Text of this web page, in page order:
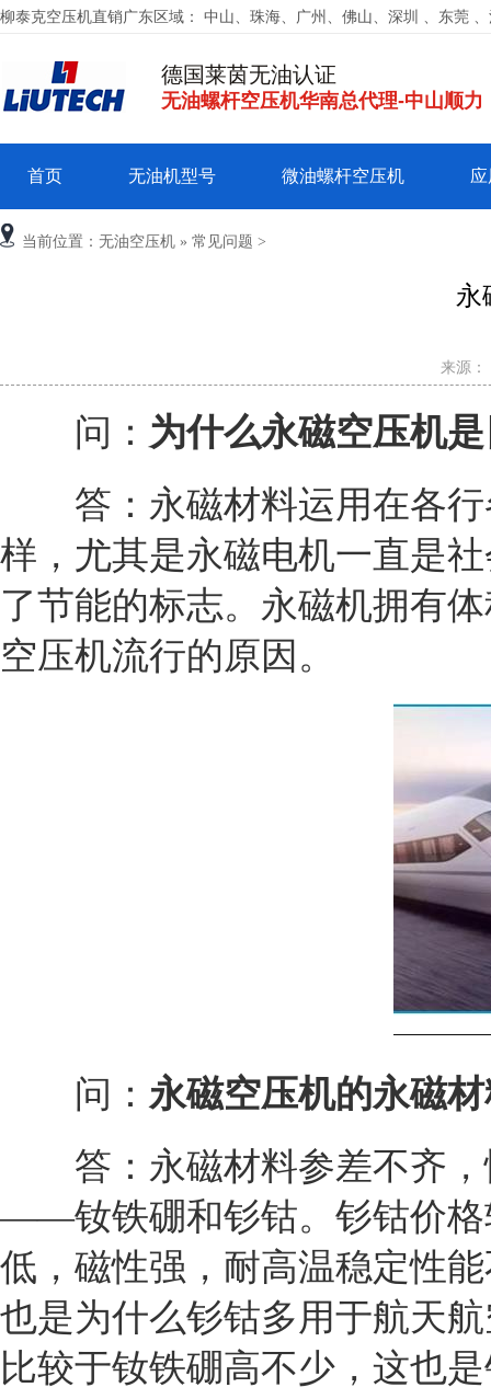
柳泰克空压机直销广东区域： 中山、珠海、广州、佛山、深圳 、东莞
德国莱茵无油认证
无油螺杆空压机华南总代理-中山顺力
首页 无油机型号 微油螺杆空压机
当前位置： 无油空压机 » 常见问题 >
永
来源：
问： 为什么永磁空压机
答：永磁材料运用在各行
样，尤其是永磁电机一直是
了节能的标志。永磁机拥有
空压机流行的原因。
问： 永磁空压机的永磁
答：永磁材料参差不齐，
——钕铁硼和钐钴。钐钴价格
低，磁性强，耐高温稳定性
也是为什么钐钴多用于航天
比较于钕铁硼高不少，这也